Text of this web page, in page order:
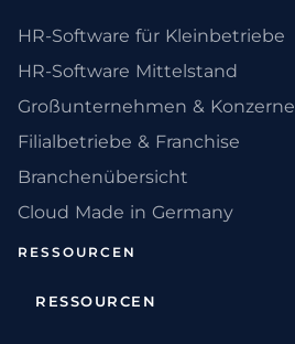
HR-Software für Kleinbetriebe
HR-Software Mittelstand
Großunternehmen & Konzerne
Filialbetriebe & Franchise
Branchenübersicht
Cloud Made in Germany
RESSOURCEN
RESSOURCEN